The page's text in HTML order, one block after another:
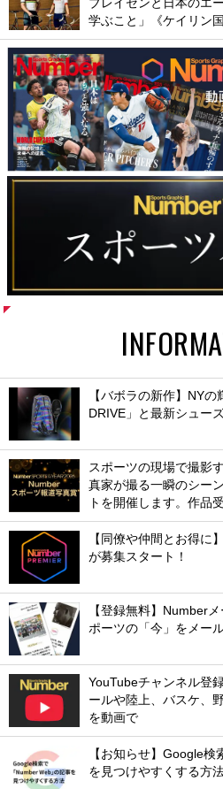
ブレイセンと日本のエ
学ぶこと」《ケイリン
【バボラの新作】NY
DRIVE」と最新シュー
スポーツの現場で撮影
真家が撮る一瞬のシー
トを開催します。作品
【同僚や仲間とお得に
が募集スタート！
【登録無料】Number
ポーツの「今」をメー
YouTubeチャンネル登
ールや陸上、バスケ、
を動画で
【お知らせ】Google
を見つけやすくする方